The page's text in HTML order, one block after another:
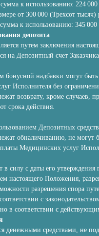
к использованию: 224
от 300 000 (Трехсот
к использованию: 345 000
депозита
путем заключения
на Депозитный счет
бонусной надбавки могут
Исполнителя без
возврату, кроме случаев,
срока действия.
Депозитных
обналичиванию, не могут
Медицинских услуг
в силу с даты его
настоящего Положения,
разрешения спора
с
в соответствии с
денежными средствами, не